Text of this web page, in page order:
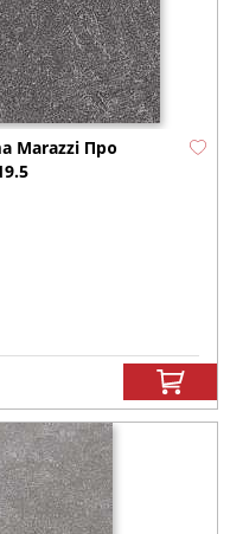
Marazzi Про